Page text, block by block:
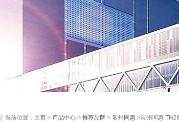
当前位置： 主页> 产品中心> 推荐品牌> 常州同惠>常州同惠